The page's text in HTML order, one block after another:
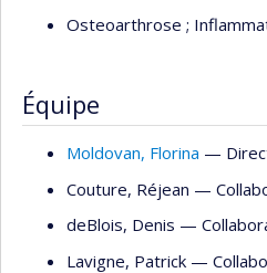
Osteoarthrose ;
Équipe
Moldovan, Florina —
Couture, Réjean —
deBlois, Denis —
Lavigne, Patrick —